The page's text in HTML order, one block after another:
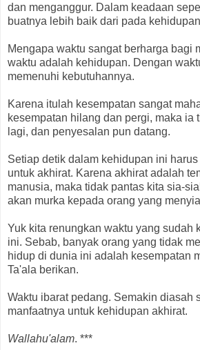
dan menganggur. Dalam keadaan
buatnya lebih baik dari pada
Mengapa waktu sangat berharga bagi
waktu adalah kehidupan. Dengan
memenuhi kebutuhannya.
Karena itulah kesempatan sangat
kesempatan hilang dan pergi, maka ia
lagi, dan penyesalan pun datang.
Setiap detik dalam kehidupan ini harus
untuk akhirat. Karena akhirat adalah
manusia, maka tidak pantas kita sia-
akan murka kepada orang yang
Yuk kita renungkan waktu yang sudah
ini. Sebab, banyak orang yang tidak
hidup di dunia ini adalah kesempatan
Ta'ala berikan.
Waktu ibarat pedang. Semakin diasah
manfaatnya untuk kehidupan akhirat.
Wallahu'alam. ***